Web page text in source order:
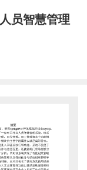
员智慧管理